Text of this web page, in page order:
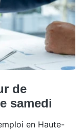
de
samedi
en Haute-